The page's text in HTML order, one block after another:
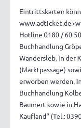
Eintrittskarten
Hotline 0180 / 60
Buchhandlung
Wandersleb, in der
(Marktpassage)
erworben werden.
Buchhandlung
Baumert sowie in
Kaufland“ (Tel.: